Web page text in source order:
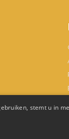
stemt u in